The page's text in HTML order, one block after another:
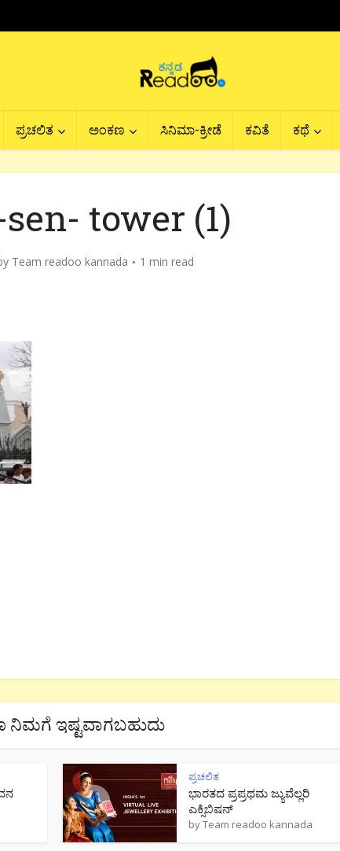
ಪ್ರಚಲಿತ ಅಂಕಣ ಸಿನಿಮಾ-ಕ್ರೀಡೆ ಕವಿತೆ ಕಥೆ
tower (1)
Team readoo kannada 1 min read
ನಿಮಗೆ ಇಷ್ಟವಾಗಬಹುದು
ಪ್ರಚಲಿತ
ಭಾರತದ ಪ್ರಪ್ರಥಮ ಜ್ಯುವೆಲ್ಲರಿ
ಎಕ್ಸಿಬಿಷನ್
byTeam readoo kannada